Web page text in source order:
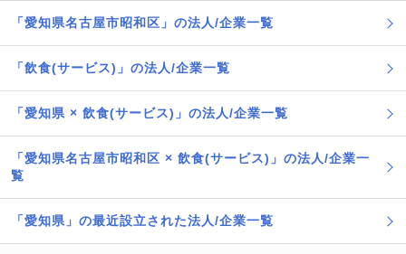
「愛知県名古屋市昭和区」の法人/企業一覧
「飲食(サービス)」の法人/企業一覧
「愛知県 × 飲食(サービス)」の法人/企業一覧
「愛知県名古屋市昭和区 × 飲食(サービス)」の法人/企業一
覧
「愛知県」の最近設立された法人/企業一覧